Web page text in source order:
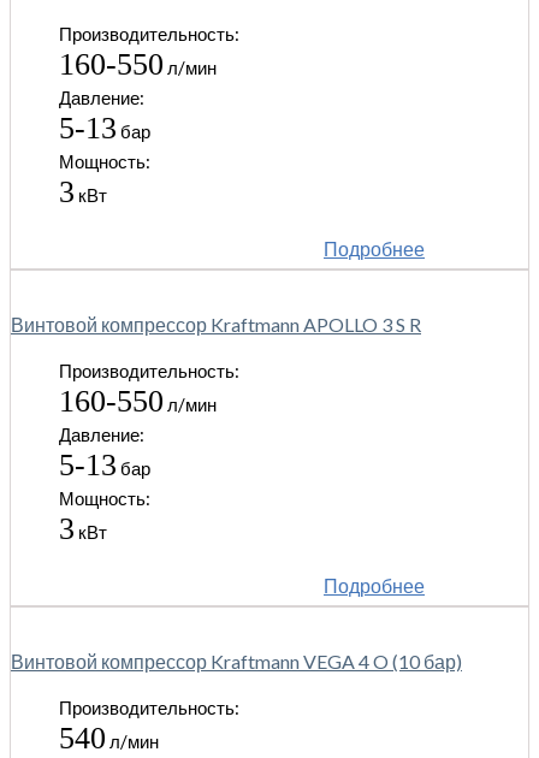
Производительность:
160-550 л/мин
Давление:
5-13 бар
Мощность:
3 кВт
Подробнее
Винтовой компрессор Kraftmann APOLLO 3 S R
Производительность:
160-550 л/мин
Давление:
5-13 бар
Мощность:
3 кВт
Подробнее
Винтовой компрессор Kraftmann VEGA 4 O (10 бар)
Производительность:
540 л/мин